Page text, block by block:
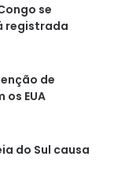
se
registrada
de
EUA
do Sul causa